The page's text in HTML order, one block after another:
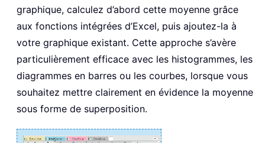
graphique, calculez d’abord cette moyenne grâce
aux fonctions intégrées d’Excel, puis ajoutez-la à
votre graphique existant. Cette approche s’avère
particulièrement efficace avec les histogrammes, les
diagrammes en barres ou les courbes, lorsque vous
souhaitez mettre clairement en évidence la moyenne
sous forme de superposition.